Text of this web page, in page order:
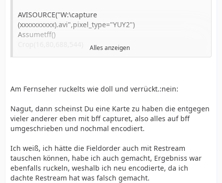
AVISOURCE("W:\capture
(xxxxxxxxxx).avi",pixel_type="YUY2")
Assumetff()
Assumetff()
AddBorders(16,80,16,80)
separatefields().selectevery(4,1,2).weave()
Alles anzeigen
Am Fernseher ruckelts wie doll und verrückt.:nein:
Nagut, dann scheinst Du eine Karte zu haben die entgegen
vieler anderer eben mit bff capturet, also alles auf bff
umgeschrieben und nochmal encodiert.
Ich weiß, ich hätte die Fieldorder auch mit Restream
tauschen können, habe ich auch gemacht, Ergebniss war
ebenfalls ruckeln, weshalb ich neu encodierte, da ich
dachte Restream hat was falsch gemacht.